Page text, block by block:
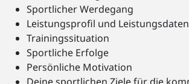
Sportlicher Werdegang
Leistungsprofil und Leistungsdaten
Trainingssituation
Sportliche Erfolge
Persönliche Motivation